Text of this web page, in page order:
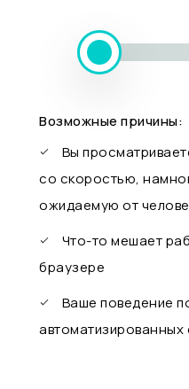
Возможные причины:
Вы
со скоростью,
ожидаемую от
Что-то мешает
браузере
Ваше поведение
автоматизированных